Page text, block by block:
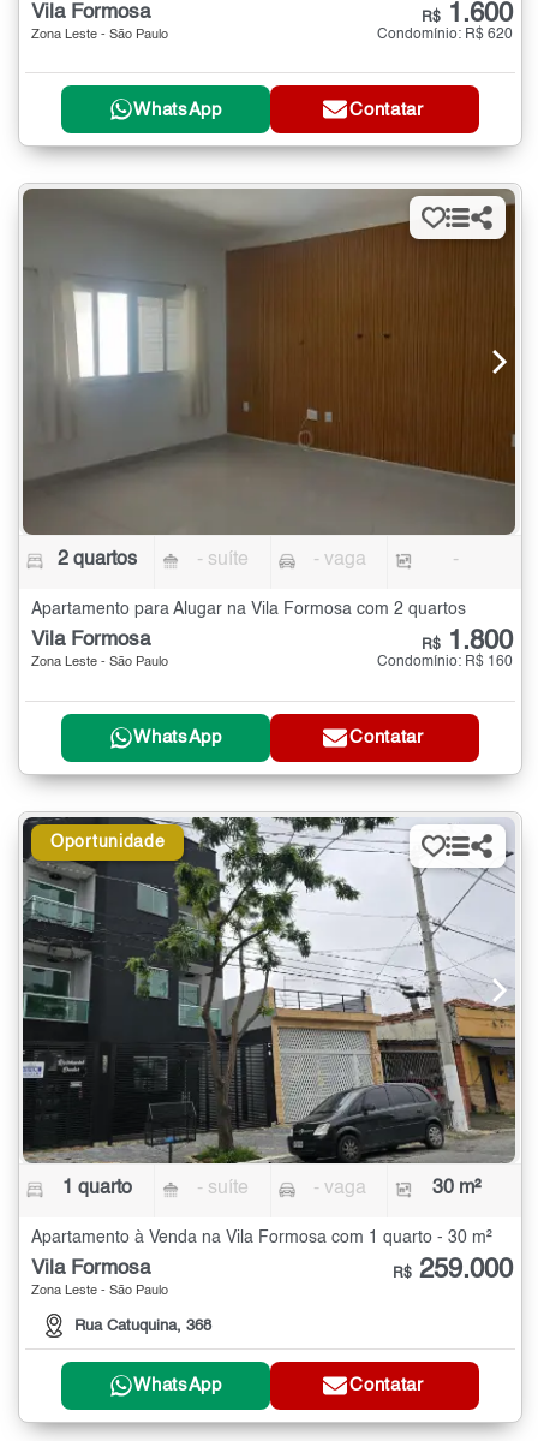
Vila Formosa
Zona Leste - São Paulo
R$ 1.600
Condomínio: R$ 620
WhatsApp Contatar
2 quartos - suíte - vaga -
Apartamento para Alugar na Vila Formosa com 2 quartos
Vila Formosa
Zona Leste - São Paulo
R$ 1.800
Condomínio: R$ 160
WhatsApp Contatar
Oportunidade
1 quarto - suíte - vaga 30 m²
Apartamento à Venda na Vila Formosa com 1 quarto - 30 m²
Vila Formosa
Zona Leste - São Paulo
Rua Catuquina, 368
R$ 259.000
WhatsApp Contatar